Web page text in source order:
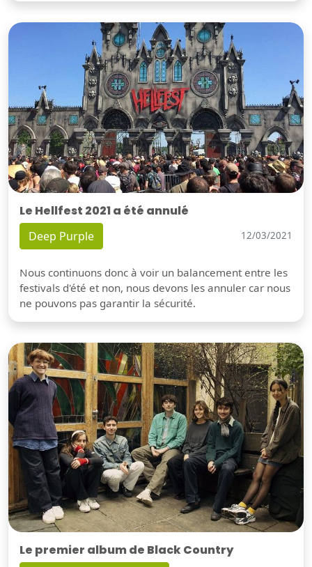
Le Hellfest 2021 a été annulé
Deep Purple 12/03/2021
Nous continuons donc à voir un balancement entre les
festivals d'été et non, nous devons les annuler car nous
ne pouvons pas garantir la sécurité.
Le premier album de Black Country